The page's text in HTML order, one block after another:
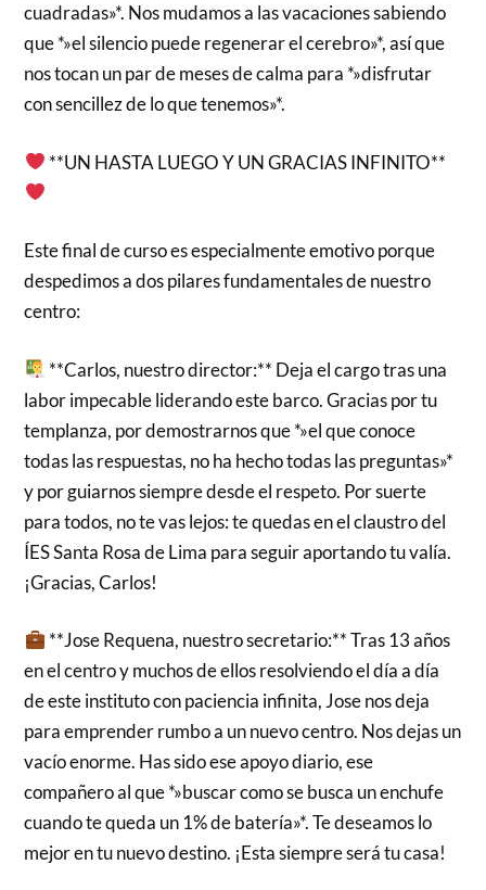
cuadradas»*. Nos mudamos a las vacaciones sabiendo
que *»el silencio puede regenerar el cerebro»*, así que
nos tocan un par de meses de calma para *»disfrutar
con sencillez de lo que tenemos»*.
**UN HASTA LUEGO Y UN GRACIAS INFINITO**
Este final de curso es especialmente emotivo porque
despedimos a dos pilares fundamentales de nuestro
centro:
**Carlos, nuestro director:** Deja el cargo tras una
labor impecable liderando este barco. Gracias por tu
templanza, por demostrarnos que *»el que conoce
todas las respuestas, no ha hecho todas las preguntas»*
y por guiarnos siempre desde el respeto. Por suerte
para todos, no te vas lejos: te quedas en el claustro del
ÍES Santa Rosa de Lima para seguir aportando tu valía.
¡Gracias, Carlos!
**Jose Requena, nuestro secretario:** Tras 13 años
en el centro y muchos de ellos resolviendo el día a día
de este instituto con paciencia infinita, Jose nos deja
para emprender rumbo a un nuevo centro. Nos dejas un
vacío enorme. Has sido ese apoyo diario, ese
compañero al que *»buscar como se busca un enchufe
cuando te queda un 1% de batería»*. Te deseamos lo
mejor en tu nuevo destino. ¡Esta siempre será tu casa!